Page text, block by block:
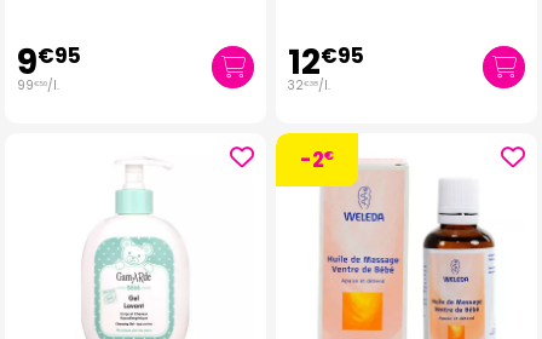
9€95
99€50/l. 12€95
32€38/l.
-2€